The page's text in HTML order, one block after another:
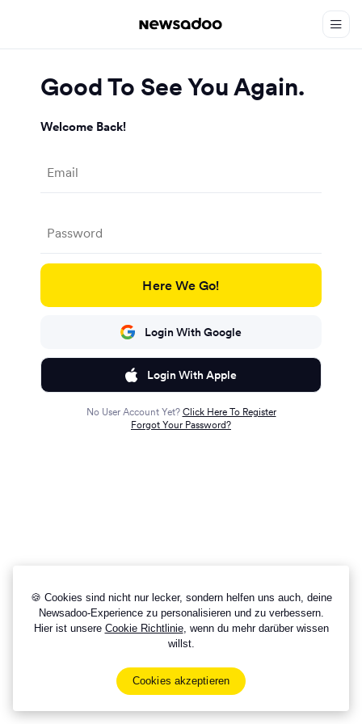
🍪 Cookies sind nicht nur lecker, sondern helfen uns auch, deine
Newsadoo-Experience zu personalisieren und zu verbessern.
Hier ist unsere Cookie Richtlinie, wenn du mehr darüber wissen
willst.
Cookies akzeptieren
Good To See You Again.
Welcome Back!
Here We Go!
Login With Google
Login With Apple
No User Account Yet? Click Here To Register
Forgot Your Password?